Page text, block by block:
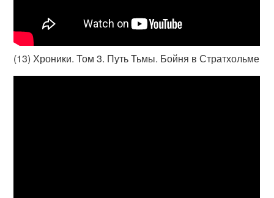
(13) Хроники. Том 3. Путь Тьмы. Бойня в Стратхольме